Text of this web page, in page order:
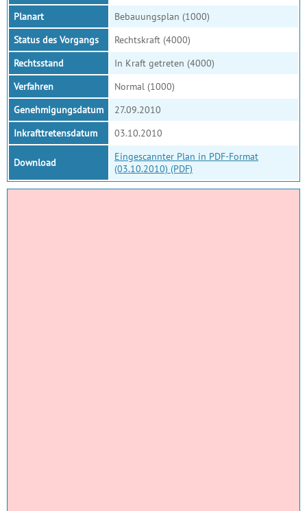
Planart
Bebauungsplan (1000)
Status des Vorgangs
Rechtskraft (4000)
Rechtsstand
In Kraft getreten (4000)
Verfahren
Normal (1000)
Genehmigungsdatum
27.09.2010
Inkrafttretensdatum
03.10.2010
Download
Eingescannter Plan in PDF-Format
(03.10.2010) (PDF)